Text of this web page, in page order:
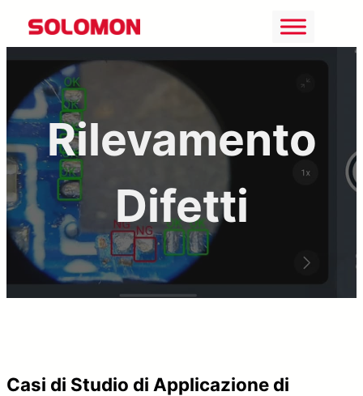
Vai
al
contenuto
Rilevamento
Difetti
Casi di Studio di Applicazione di